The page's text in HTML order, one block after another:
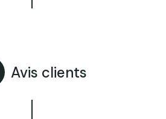
Avis clients